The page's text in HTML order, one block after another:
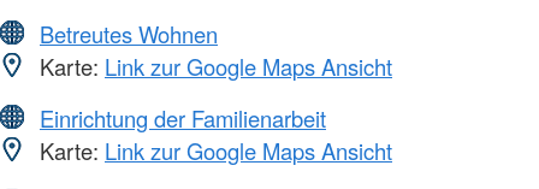
Betreutes Wohnen
Karte: Link zur Google Maps Ansicht
Einrichtung der Familienarbeit
Karte: Link zur Google Maps Ansicht